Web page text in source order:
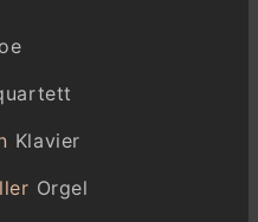
Klavier
Orgel